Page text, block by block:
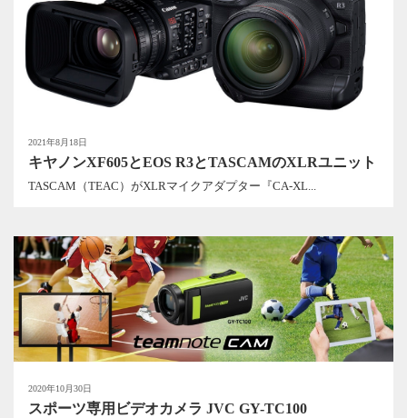
2021年8月18日
キヤノンXF605とEOS R3とTASCAMのXLRユニット
TASCAM（TEAC）がXLRマイクアダプター『CA-XL...
2020年10月30日
スポーツ専用ビデオカメラ JVC GY-TC100